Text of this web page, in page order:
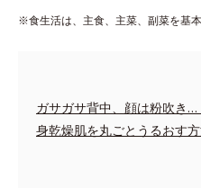
※食生活は、主食、主菜、副菜を基
ガサガサ背中、顔は粉吹き…
身乾燥肌を丸ごとうるおす